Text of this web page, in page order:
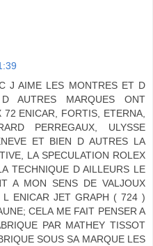
J AIME LES MONTRES ET D
AUTRES MARQUES ONT
ENICAR, FORTIS, ETERNA,
PERREGAUX, ULYSSE
ET BIEN D AUTRES LA
LA SPECULATION ROLEX
TECHNIQUE D AILLEURS LE
A MON SENS DE VALJOUX
L ENICAR JET GRAPH ( 724 )
CELA ME FAIT PENSER A
PAR MATHEY TISSOT
SOUS SA MARQUE LES